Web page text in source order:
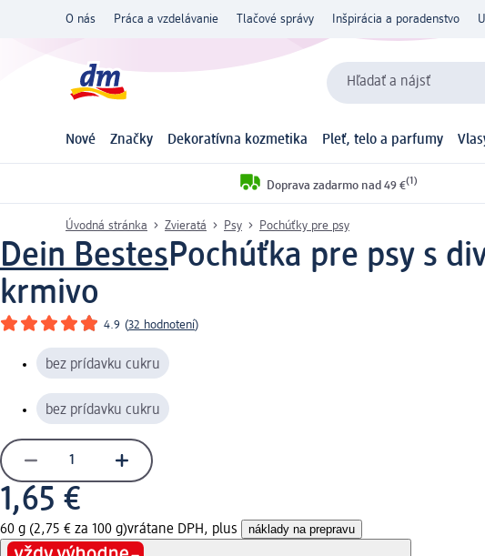
O nás Práca a vzdelávanie Tlačové správy Inšpirácia a poradenstvo
Hľadať a nájsť
Nové Značky Dekoratívna kozmetika Pleť, telo a parfumy
Doprava zadarmo nad 49 €(1)
Úvodná stránka Zvieratá Psy Pochúťky pre psy
Dein BestesPochúťka pre psy s
krmivo
4.9 (32 hodnotení)
bez prídavku cukru
bez prídavku cukru
1,65 €
60 g (2,75 € za 100 g)vrátane DPH, plus náklady na prepravu